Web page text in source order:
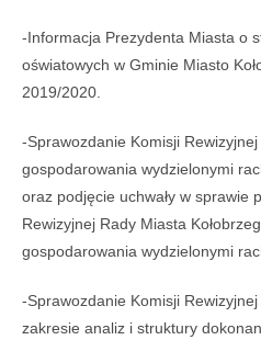
-Informacja Prezydenta Miasta o
oświatowych w Gminie Miasto
2019/2020.
-Sprawozdanie Komisji
gospodarowania wydzielonymi
oraz podjęcie uchwały w sprawie
Rewizyjnej Rady Miasta
gospodarowania wydzielonymi
-Sprawozdanie Komisji
zakresie analiz i struktury